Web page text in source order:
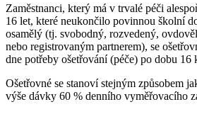
Zaměstnanci, který má v trvalé péči
16 let, které neukončilo povinnou školní
osamělý (tj. svobodný, rozvedený,
nebo registrovaným partnerem), se
dne potřeby ošetřování (péče) po dobu 16
Ošetřovné se stanoví stejným způsobem
výše dávky 60 % denního vyměřovacího